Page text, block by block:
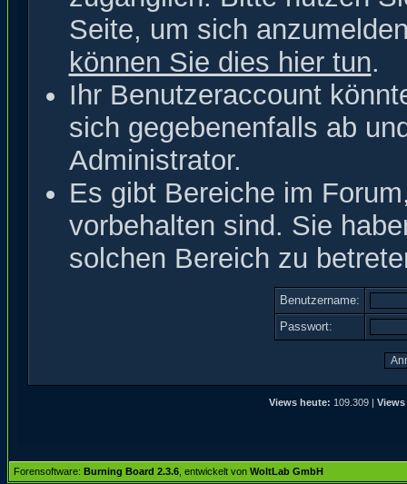
Seite, um sich
können Sie dies hier tun.
Ihr Benutzeraccount
sich gegebenenfalls ab
Administrator.
Es gibt Bereiche im
vorbehalten sind. Sie
solchen Bereich zu
Benutzername:
Passwort:
Views heute: 109.309 |
Forensoftware: Burning Board 2.3.6 , entwickelt von WoltLab GmbH